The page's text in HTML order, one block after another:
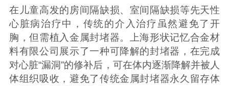
在儿童高发的房间隔缺损、室间隔缺损等先天性
心脏病治疗中，传统的介入治疗虽然避免了开
胸，但需植入金属封堵器。上海形状记忆合金材
料有限公司展示了一种可降解的封堵器，在完成
对心脏“漏洞”的修补后，可在体内逐渐降解并被人
体组织吸收，避免了传统金属封堵器永久留存体